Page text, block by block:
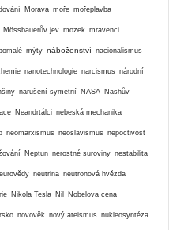
Morava moře mořeplavba
Mössbauerův jev mozek mravenci
mýty náboženství nacionalismus
nanotechnologie narcismus národní
narušení symetrií NASA Nashův
Neandrtálci nebeská mechanika
neomarxismus neoslavismus nepoctivost
Neptun nerostné suroviny nestabilita
neutrina neutronová hvězda
Nikola Tesla Nil Nobelova cena
novověk nový ateismus nukleosyntéza